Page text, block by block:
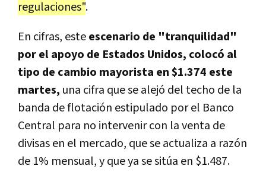
regulaciones".
En cifras, esteescenario de "tranquilidad"
por el apoyo de Estados Unidos, colocó al
tipo de cambio mayorista en $1.374 este
martes, una cifra que se alejó del techo de la
banda de flotación estipulado por el Banco
Central para no intervenir con la venta de
divisas en el mercado, que se actualiza a razón
de 1% mensual, y que ya se sitúa en $1.487.